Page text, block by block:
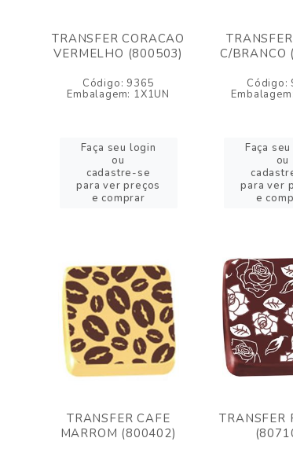
TRANSFER CORACAO
VERMELHO (800503)
Código: 9365
Embalagem: 1X1UN
Faça seu login
ou
cadastre-se
para ver preços
e comprar
C/BRANCO
Código:
Faça
ou
para ver
e
TRANSFER CAFE
MARROM (800402)
TRANSFER